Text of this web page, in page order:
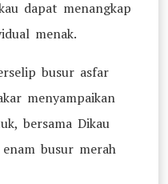
dapat menangkap
menak.
busur asfar
menyampaikan
bersama Dikau
busur merah